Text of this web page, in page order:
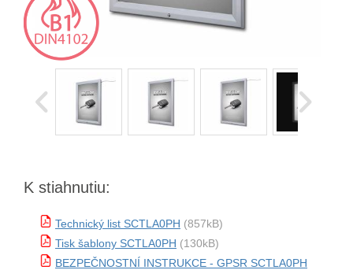
K stiahnutiu:
Technický list SCTLA0PH (857kB)
Tisk šablony SCTLA0PH (130kB)
BEZPEČNOSTNÍ INSTRUKCE - GPSR SCTLA0PH